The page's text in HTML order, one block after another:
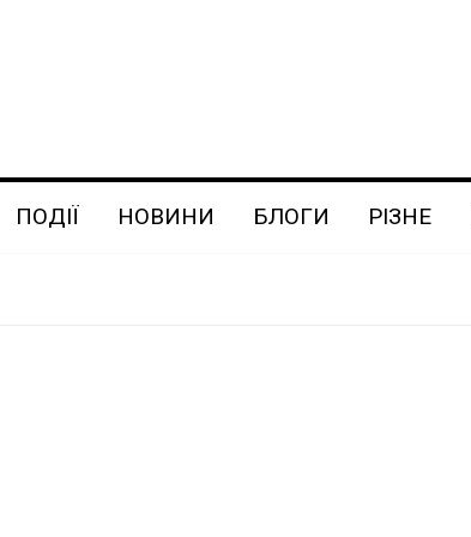
ПОДІЇ НОВИНИ БЛОГИ РІЗНЕ